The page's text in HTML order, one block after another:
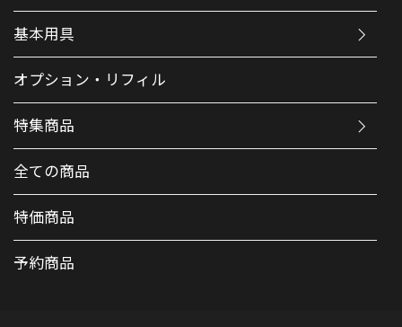
基本用具
オプション・リフィル
特集商品
全ての商品
特価商品
予約商品